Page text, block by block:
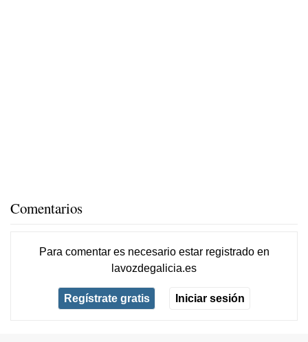
Comentarios
Para comentar es necesario estar registradoen
lavozdegalicia.es
Regístrate gratis Iniciar sesión